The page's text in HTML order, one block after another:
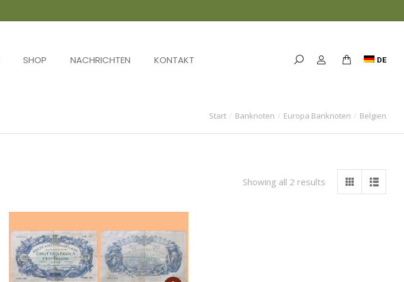
SHOP NACHRICHTEN KONTAKT DE
Start Banknoten Europa Banknoten Belgien
Showing all 2 results